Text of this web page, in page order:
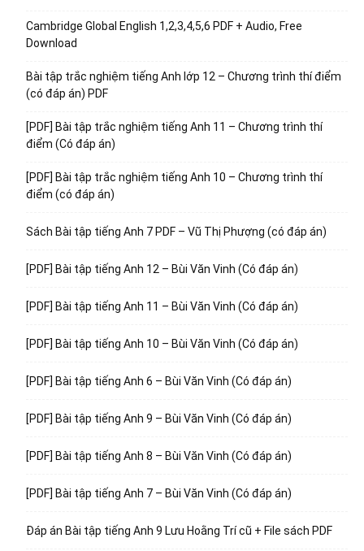
Cambridge Global English 1,2,3,4,5,6 PDF + Audio, Free
Download
Bài tập trắc nghiệm tiếng Anh lớp 12 – Chương trình thí điểm
(có đáp án) PDF
[PDF] Bài tập trắc nghiệm tiếng Anh 11 – Chương trình thí
điểm (Có đáp án)
[PDF] Bài tập trắc nghiệm tiếng Anh 10 – Chương trình thí
điểm (có đáp án)
Sách Bài tập tiếng Anh 7 PDF – Vũ Thị Phượng (có đáp án)
[PDF] Bài tập tiếng Anh 12 – Bùi Văn Vinh (Có đáp án)
[PDF] Bài tập tiếng Anh 11 – Bùi Văn Vinh (Có đáp án)
[PDF] Bài tập tiếng Anh 10 – Bùi Văn Vinh (Có đáp án)
[PDF] Bài tập tiếng Anh 6 – Bùi Văn Vinh (Có đáp án)
[PDF] Bài tập tiếng Anh 9 – Bùi Văn Vinh (Có đáp án)
[PDF] Bài tập tiếng Anh 8 – Bùi Văn Vinh (Có đáp án)
[PDF] Bài tập tiếng Anh 7 – Bùi Văn Vinh (Có đáp án)
Đáp án Bài tập tiếng Anh 9 Lưu Hoằng Trí cũ + File sách PDF